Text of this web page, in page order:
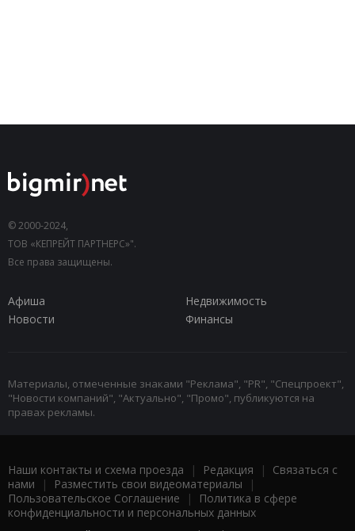
© 2000-2024,
ТОВ «КЕПРЕЙТ ПАРТНЕРС»".
Все права защищены.
Афиша
Недвижимость
Новости
Финансы
Материалы, отмеченные знаками "Реклама", "PR", "Спецпроект",
"Новости компаний", "Актуально", "Промо", публикуются на
правах рекламы.
Наши контакты и схема проезда | Редакция | Связаться с
нами | Разместить свои видеоматериалы |
Пользовательское Соглашение |
Политика в сфере
конфиденциальности и персональных данных